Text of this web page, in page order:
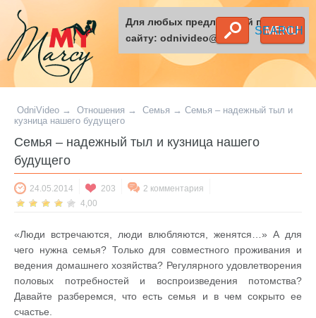
MENU
SEARCH
OdniVideo → Отношения → Семья → Семья – надежный тыл и
кузница нашего будущего
Семья – надежный тыл и кузница нашего
будущего
24.05.2014 203
2 комментария
4,00
«Люди встречаются, люди влюбляются, женятся…» А для
чего нужна семья? Только для совместного проживания и
ведения домашнего хозяйства? Регулярного удовлетворения
половых потребностей и воспроизведения потомства?
Давайте разберемся, что есть семья и в чем сокрыто ее
счастье.
Для любых предложений по
сайту: odnivideo@cp9.ru